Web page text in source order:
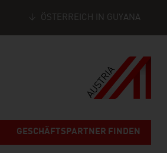
ÖSTERREICH IN GUYANA
GESCHÄFTSPARTNER FINDEN